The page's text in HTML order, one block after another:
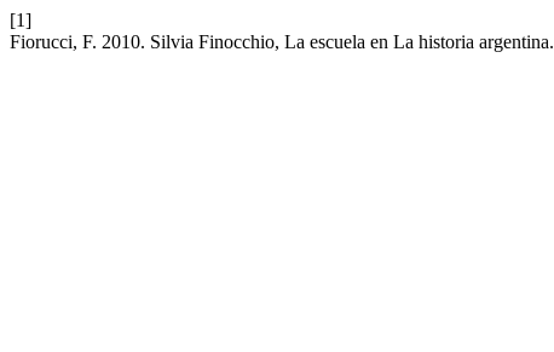
[1]
Fiorucci, F. 2010. Silvia Finocchio, La escuela en La historia argentina.